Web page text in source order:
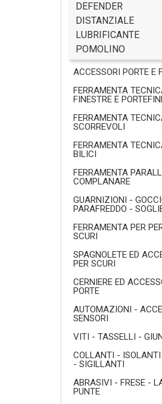
DEFENDER
DISTANZIALE
LUBRIFICANTE
POMOLINO
ACCESSORI PORTE E
FERRAMENTA
FINESTRE E
FERRAMENTA
SCORREVOLI
FERRAMENTA
BILICI
FERRAMENTA
COMPLANARE
GUARNIZIONI -
PARAFREDDO -
FERRAMENTA PER
SCURI
SPAGNOLETE ED
PER SCURI
CERNIERE ED
PORTE
AUTOMAZIONI -
SENSORI
VITI - TASSELLI -
COLLANTI -
- SIGILLANTI
ABRASIVI - FRESE -
PUNTE